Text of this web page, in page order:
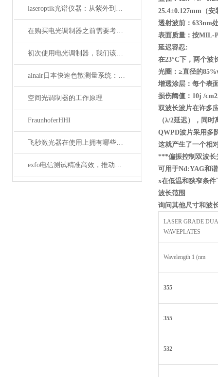
laseroptik光谱仪器：从紫外到红外的精密光学测量解决方案
在购买电光调制器之前需要考虑许多性质
初次使用电光调制器，我们该注意什么事项？
alnair日本快速色散测量系统：精准捕捉光学世界的瞬息万变
空间光调制器的工作原理
FraunhoferHHI
飞秒激光器在使用上拥有哪些特点？
exfo电信测试精准高效，推动通信网络质量新标准
25.4±0.127mm （
透射波前：633nm
表面质量：按MIL-
延迟容忍:
在23°C下，两个波
光圈：≥直径的
增透涂层：每个表
损伤阈值：10j /
双波长波片在许多
（λ/2延迟），同时
QWPD波片采用多
这就产生了一个相
***偏振控制双波长
可用于Nd:YAG和
x在低温和狭窄条件
波长范围
询问其他尺寸和波
LASER GRADE
WAVEPLATES
Wavelength 1 (nm
355
355
532